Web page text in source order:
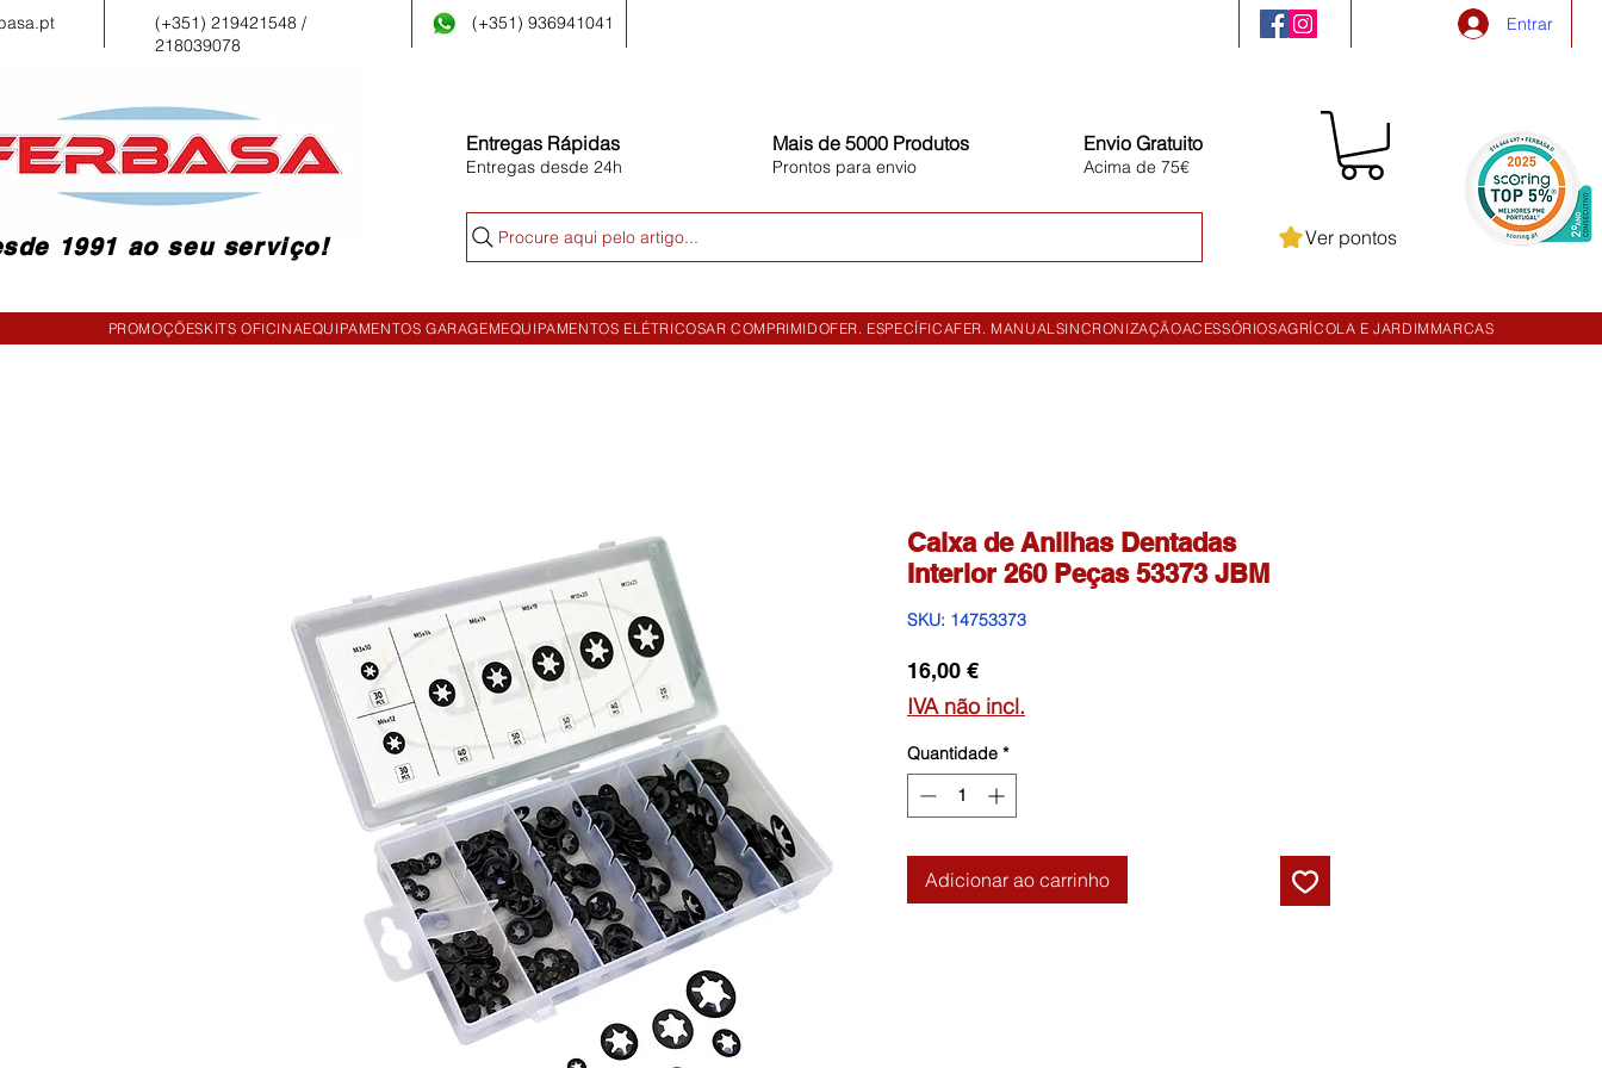
(+351) 219421548 /
218039078
(+351) 936941041 Entrar
1991 ao seu serviço!
Entregas Rápidas
Entregas desde 24h
Mais de 5000 Produtos
Prontos para envio
Envio Gratuito
Acima de 75€
Procure aqui pelo artigo... Ver pontos
PROMOÇÕESKITS OFICINAEQUIPAMENTOS GARAGEMEQUIPAMENTOS ELÉTRICOSAR COMPRIMIDOFER. ESPECÍFICAFER. MANUAL SINCRONIZAÇÃOACESSÓRIOSAGRÍCOLA E JARDIM MARCAS
Caixa de Anilhas Dentadas
Interior 260 Peças 53373 JBM
SKU: 14753373
16,00 €Preço
IVA não incl.
Quantidade *
Adicionar ao carrinho